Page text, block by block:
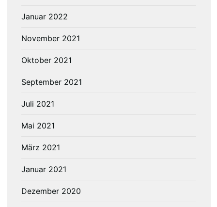
Januar 2022
November 2021
Oktober 2021
September 2021
Juli 2021
Mai 2021
März 2021
Januar 2021
Dezember 2020